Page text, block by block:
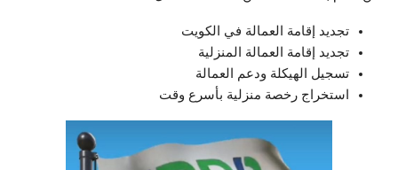
تجديد إقامة العمالة في الكويت
تجديد إقامة العمالة المنزلية
تسجيل الهيكلة ودعم العمالة
استخراج رخصة منزلية بأسرع وقت